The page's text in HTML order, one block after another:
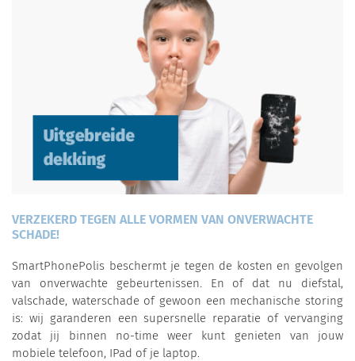
VERZEKERD TEGEN ALLE VORMEN VAN ONVERWACHTE
SCHADE!
SmartPhonePolis beschermt je tegen de kosten en gevolgen
van onverwachte gebeurtenissen. En of dat nu diefstal,
valschade, waterschade of gewoon een mechanische storing
is: wij garanderen een supersnelle reparatie of vervanging
zodat jij binnen no-time weer kunt genieten van jouw
mobiele telefoon, IPad of je laptop.